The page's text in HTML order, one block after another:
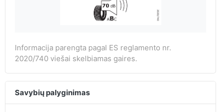
Informacija parengta pagal ES reglamento nr.
2020/740 viešai skelbiamas gaires.
Savybių palyginimas